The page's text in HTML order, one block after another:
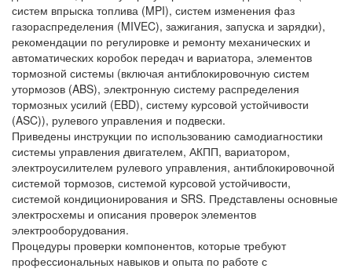
систем впрыска топлива (MPI), систем изменения фаз
газораспределения (MIVEC), зажигания, запуска и зарядки),
рекомендации по регулировке и ремонту механических и
автоматических коробок передач и вариатора, элементов
тормозной системы (включая антиблокировочную систем
утормозов (ABS), электронную систему распределения
тормозных усилий (EBD), систему курсовой устойчивости
(ASC)), рулевого управления и подвески.
Приведены инструкции по использованию самодиагностики
системы управления двигателем, АКПП, вариатором,
электроусилителем рулевого управления, антиблокировочной
системой тормозов, системой курсовой устойчивости,
системой кондиционирования и SRS. Представлены основные
электросхемы и описания проверок элементов
электрооборудования.
Процедуры проверки компонентов, которые требуют
профессиональных навыков и опыта по работе с